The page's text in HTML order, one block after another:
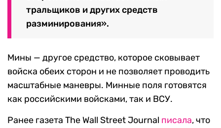
тральщиков и других средств
разминирования».
Мины — другое средство, которое сковывает
войска обеих сторон и не позволяет проводить
масштабные маневры. Минные поля готовятся
как российскими войсками, так и ВСУ.
Ранее газета The Wall Street Journal писала, что